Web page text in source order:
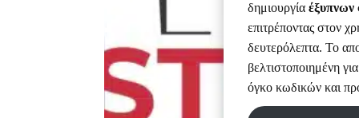
δημιουργία έξυπνων
επιτρέποντας στον
δευτερόλεπτα. Το
βελτιστοποιημένη
όγκο κωδικών και